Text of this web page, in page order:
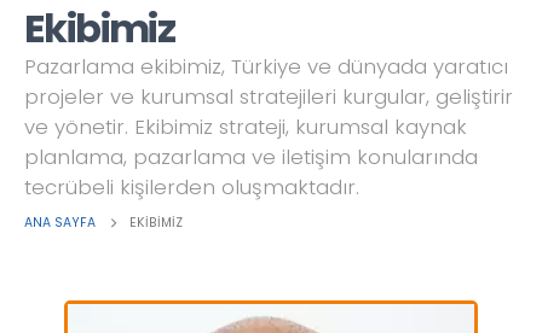
Ekibimiz
Pazarlama ekibimiz, Türkiye ve dünyada yaratıcı
projeler ve kurumsal stratejileri kurgular, geliştirir
ve yönetir. Ekibimiz strateji, kurumsal kaynak
planlama, pazarlama ve iletişim konularında
tecrübeli kişilerden oluşmaktadır.
ANA SAYFA EKIBIMIZ